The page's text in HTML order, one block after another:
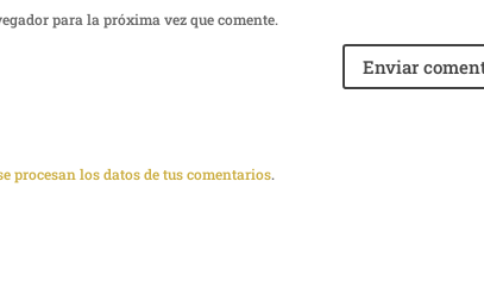
para la próxima vez que comente.
procesan los datos de tus comentarios.